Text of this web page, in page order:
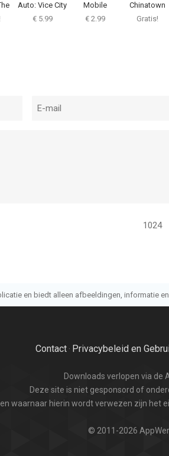
Auto: Vice City
€ 5.99
Mobile
€ 2.99
Chinatown
Wars
Gratis!
1024
en biedt alleen afbeeldingen, informatie
Contact· Privacybeleid en
Downloads verlopen via de
Deze site is niet gesponsord of
waarnaar hierin wordt verwezen zijn het
© 2011-2026